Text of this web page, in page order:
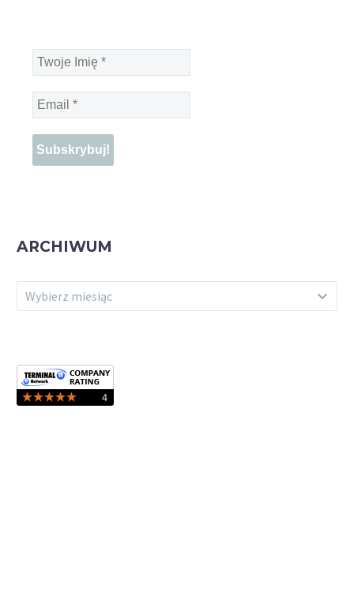
Twoje
Imię
*
Email
*
ARCHIWUM
ARCHIWUM
Wybierz miesiąc